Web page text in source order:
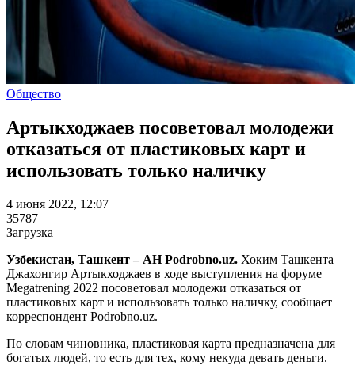
Общество
Артыкходжаев посоветовал молодежи
отказаться от пластиковых карт и
использовать только наличку
4 июня 2022, 12:07
35787
Загрузка
Узбекистан, Ташкент – АН Podrobno.uz. Хоким Ташкента
Джахонгир Артыкходжаев в ходе выступления на форуме
Megatrening 2022 посоветовал молодежи отказаться от
пластиковых карт и использовать только наличку, сообщает
корреспондент Podrobno.uz.
По словам чиновника, пластиковая карта предназначена для
богатых людей, то есть для тех, кому некуда девать деньги.